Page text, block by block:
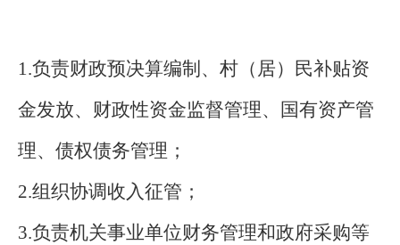
1.负责财政预决算编制、村（居）民补贴资
金发放、财政性资金监督管理、国有资产管
理、债权债务管理；
2.组织协调收入征管；
3.负责机关事业单位财务管理和政府采购等